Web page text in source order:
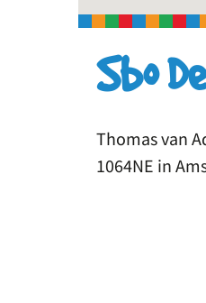
Sbo
Thomas van
1064NE in